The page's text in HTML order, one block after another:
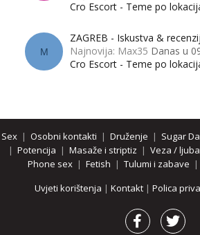
Cro Escort - Teme po
M
ZAGREB - Iskustva &
Najnovija: Max35 Danas u
Cro Escort - Teme po
Sex| Osobni kontakti | Druženje | Sugar
| Potencija | Masaže i striptiz | Veza /
Phone sex| Fetish | Tulumi i zabave |
Uvjeti korištenja | Kontakt | Polica